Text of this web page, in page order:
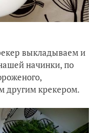
выкладываем и
начинки, по
другим крекером.